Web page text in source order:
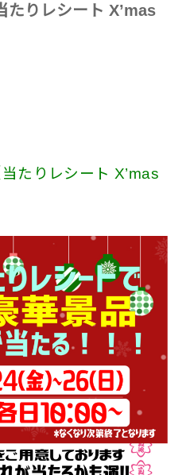
たりレシート X’mas
たりレシート X’mas